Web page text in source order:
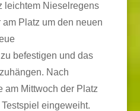
leichtem Nieselregens
Platz um den neuen
befestigen und das
Nach
am Mittwoch der Platz
eingeweiht.